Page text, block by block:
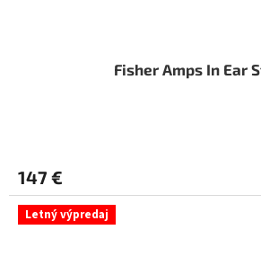
Fisher Amps In Ear
147 €
Letný výpredaj